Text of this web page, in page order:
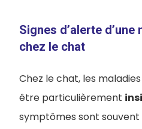
Signes d’alerte
chez le chat
Chez le chat, les
être particulièrement
symptômes sont